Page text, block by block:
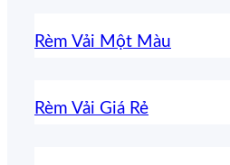
Rèm Vải Một Màu
Rèm Vải Giá Rẻ